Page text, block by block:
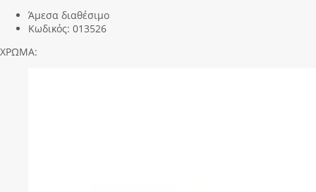
Άμεσα διαθέσιμο
Κωδικός: 013526
ΧΡΩΜΑ: